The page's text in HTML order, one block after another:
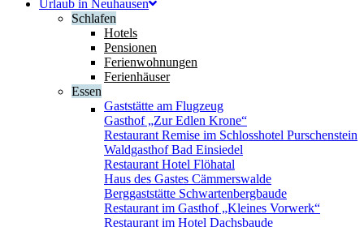
Urlaub in Neuhausen
Schlafen
Hotels
Pensionen
Ferienwohnungen
Ferienhäuser
Essen
Gaststätte am Flugzeug
Gasthof „Zur Edlen Krone“
Restaurant Remise im Schlosshotel Purschenstein
Waldgasthof Bad Einsiedel
Restaurant Hotel Flöhatal
Haus des Gastes Cämmerswalde
Berggaststätte Schwartenbergbaude
Restaurant im Gasthof „Kleines Vorwerk“
Restaurant im Hotel Dachsbaude